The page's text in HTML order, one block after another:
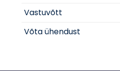
Vastuvõtt
Võta ühendust